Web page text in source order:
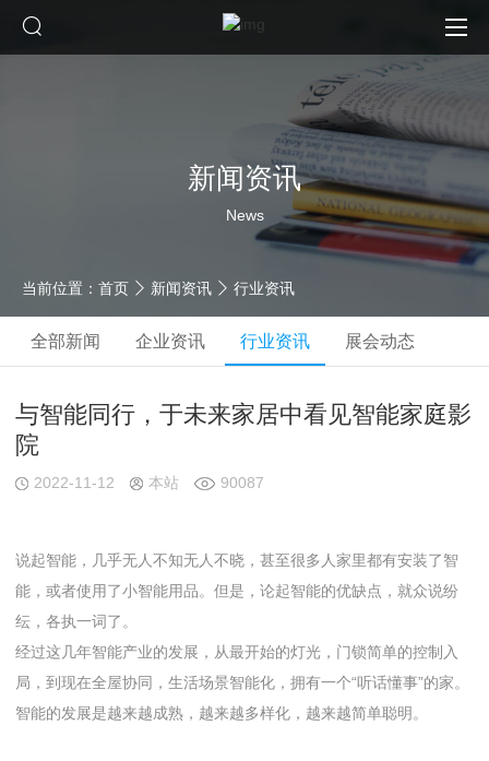
新闻资讯
News
当前位置： 首页 新闻资讯 行业资讯
全部新闻 企业资讯 行业资讯 展会动态
与智能同行，于未来家居中看见智能家庭影
院
2022-11-12 本站 90087
说起智能，几乎无人不知无人不晓，甚至很多人家里都有安装了智
能，或者使用了小智能用品。但是，论起智能的优缺点，就众说纷
纭，各执一词了。
经过这几年智能产业的发展，从最开始的灯光，门锁简单的控制入
局，到现在全屋协同，生活场景智能化，拥有一个“听话懂事”的家。
智能的发展是越来越成熟，越来越多样化，越来越简单聪明。